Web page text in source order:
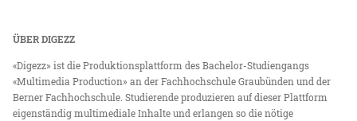
ÜBER DIGEZZ
«Digezz» ist die Produktionsplattform des Bachelor-Studiengangs
«Multimedia Production» an der Fachhochschule Graubünden und der
Berner Fachhochschule. Studierende produzieren auf dieser Plattform
eigenständig multimediale Inhalte und erlangen so die nötige